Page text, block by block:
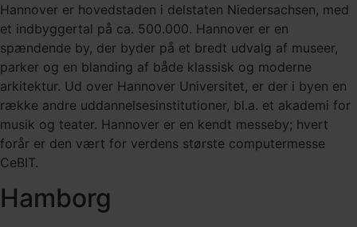
Hannover er hovedstaden i delstaten Niedersachsen, med
et indbyggertal på ca. 500.000. Hannover er en
spændende by, der byder på et bredt udvalg af museer,
parker og en blanding af både klassisk og moderne
arkitektur. Ud over Hannover Universitet, er der i byen en
række andre uddannelsesinstitutioner, bl.a. et akademi for
musik og teater. Hannover er en kendt messeby; hvert
forår er den vært for verdens største computermesse
CeBIT.
Hamborg